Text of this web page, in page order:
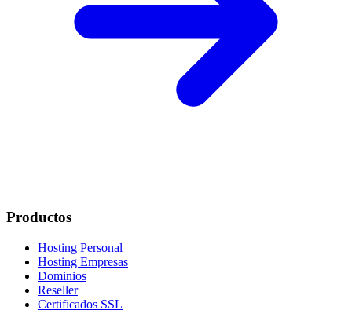
Productos
Hosting Personal
Hosting Empresas
Dominios
Reseller
Certificados SSL